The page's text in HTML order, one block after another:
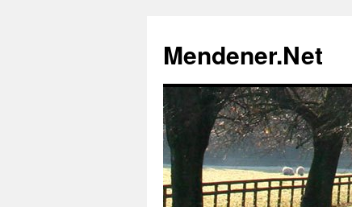
springen
Mendener.Net